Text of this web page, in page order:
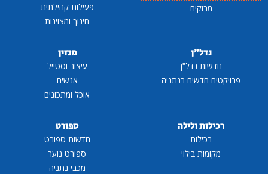
מבזקים
פעילות קהילתית
חינוך ומצוינות
נדל"ן
חדשות נדל"ן
פרויקטים חדשים בנתניה
מגזין
עיצוב וסטייל
אנשים
אוכל ומתכונים
רכילות ולילה
רכילות
מקומות בילוי
ספורט
חדשות ספורט
ספורט נוער
מכבי נתניה